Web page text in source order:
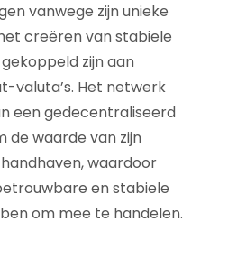
vanwege zijn unieke
creëren van stabiele
zijn aan
valuta’s. Het netwerk
een gedecentraliseerd
de waarde van zijn
waardoor
en stabiele
om mee te handelen.